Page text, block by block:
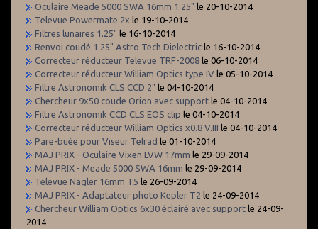
Oculaire Meade 5000 SWA 16mm 1.25" le 20-10-2014
Televue Powermate 2x le 19-10-2014
Filtres lunaires 1.25" le 16-10-2014
Renvoi coudé 1.25" Astro Tech Dielectric le 16-10-2014
Correcteur réducteur Televue TRF-2008 le 06-10-2014
Correcteur réducteur William Optics type IV le 05-10-2014
Filtre Astronomik CLS CCD 2" le 04-10-2014
Chercheur 9x50 coude Orion avec support le 04-10-2014
Filtre Astronomik CCD CLS EOS clip le 04-10-2014
Correcteur réducteur William Optics x0.8 V.III le 04-10-2014
Pare-buée pour Viseur Telrad le 01-10-2014
MAJ PRIX - Oculaire Vixen LVW 17mm le 29-09-2014
MAJ PRIX - Meade 5000 SWA 16mm le 29-09-2014
Televue Nagler 16mm T5 le 26-09-2014
MAJ PRIX - Adaptateur photo Kepler T2 le 24-09-2014
Chercheur William Optics 6x30 éclairé avec support le 24-09-
2014